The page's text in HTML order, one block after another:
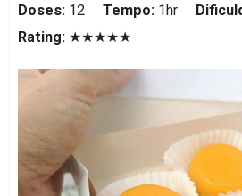
Doses: 12 Tempo: 1hr
Rating: ★★★★★